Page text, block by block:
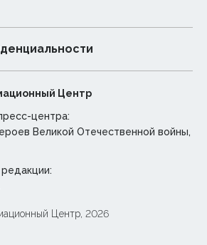
Центр
центра:
Великой Отечественной войны,
Центр, 2026